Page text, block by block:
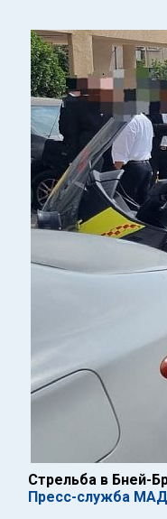
Стрельба в Бней-
Пресс-служба